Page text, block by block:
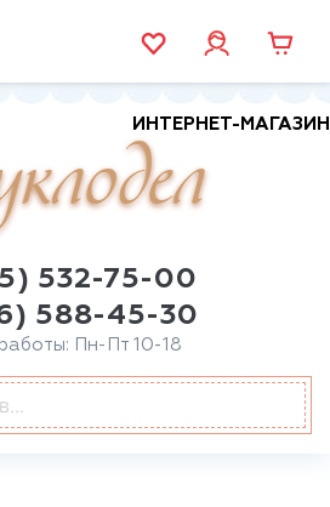
ИНТЕРНЕТ-МАГАЗИН
532-75-00
588-45-30
Пн-Пт 10-18